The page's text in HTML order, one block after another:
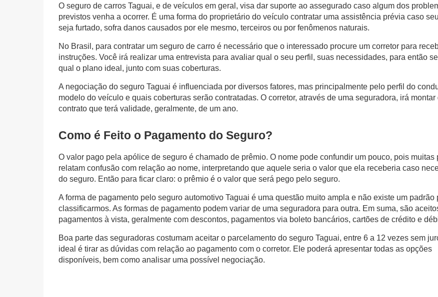
O seguro de carros Taguai, e de veículos em geral, visa dar suporte ao assegurado caso algum dos
previstos venha a ocorrer. É uma forma do proprietário do veículo contratar uma assistência prévia caso
seja furtado, sofra danos causados por ele mesmo, terceiros ou por fenômenos naturais.
No Brasil, para contratar um seguro de carro é necessário que o interessado procure um corretor para
instruções. Você irá realizar uma entrevista para avaliar qual o seu perfil, suas necessidades, para então
qual o plano ideal, junto com suas coberturas.
A negociação do seguro Taguai é influenciada por diversos fatores, mas principalmente pelo perfil do
modelo do veículo e quais coberturas serão contratadas. O corretor, através de uma seguradora, irá montar
contrato que terá validade, geralmente, de um ano.
Como é Feito o Pagamento do Seguro?
O valor pago pela apólice de seguro é chamado de prêmio. O nome pode confundir um pouco, pois muitas
relatam confusão com relação ao nome, interpretando que aquele seria o valor que ela receberia caso
do seguro. Então para ficar claro: o prêmio é o valor que será pego pelo seguro.
A forma de pagamento pelo seguro automotivo Taguai é uma questão muito ampla e não existe um padrão
classificarmos. As formas de pagamento podem variar de uma seguradora para outra. Em suma, são
pagamentos à vista, geralmente com descontos, pagamentos via boleto bancários, cartões de crédito e
Boa parte das seguradoras costumam aceitar o parcelamento do seguro Taguai, entre 6 a 12 vezes sem
ideal é tirar as dúvidas com relação ao pagamento com o corretor. Ele poderá apresentar todas as opções
disponíveis, bem como analisar uma possível negociação.